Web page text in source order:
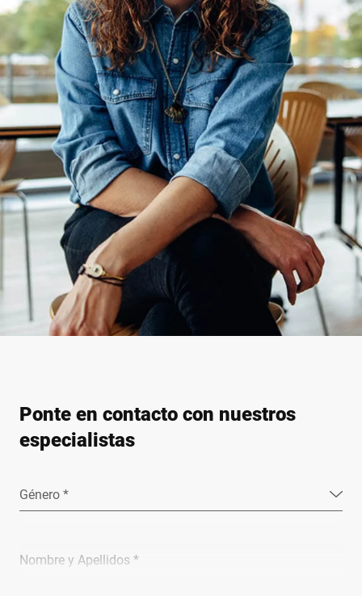
Ponte en contacto con nuestros
especialistas
Género *
Nombre y Apellidos *